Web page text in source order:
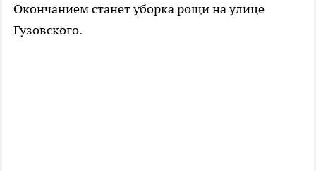
Окончанием станет уборка рощи на улице
Гузовского.